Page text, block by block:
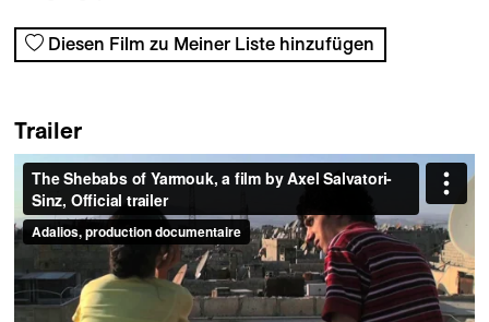
Diesen Film zu Meiner Liste hinzufügen
Trailer